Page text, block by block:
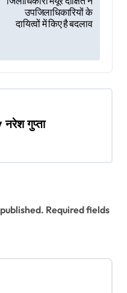
उपजिलाधिकारियों के
दायित्वों में किए है बदलाव
नरेश गुप्ता
Required fields